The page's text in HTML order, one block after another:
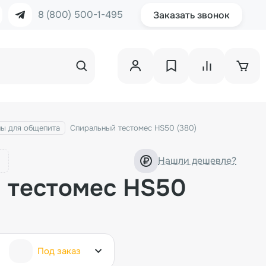
8 (800) 500-1-495 Заказать звонок
для общепита Спиральный тестомес HS50 (380)
Нашли дешевле?
HS50
Под заказ